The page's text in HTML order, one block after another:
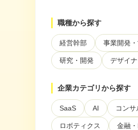
職種から探す
経営幹部 事業開発
研究・開発 デザイ
企業カテゴリから探す
SaaS AI コン
ロボティクス 金融